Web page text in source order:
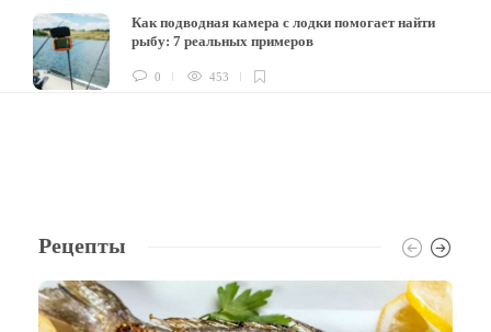
Как подводная камера с лодки помогает найти
рыбу: 7 реальных примеров
0 453
Рецепты